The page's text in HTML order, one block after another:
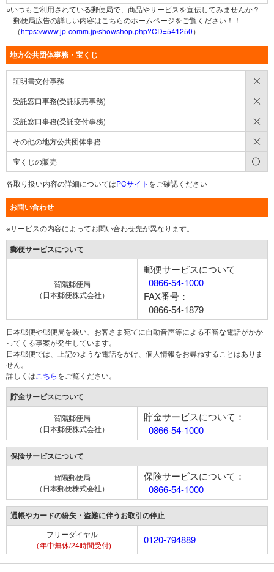
○いつもご利用されている郵便局で、商品やサービスを宣伝してみませんか？
郵便局広告の詳しい内容はこちらのホームページをご覧ください！！
（https://www.jp-comm.jp/showshop.php?CD=541250）
地方公共団体事務・宝くじ
証明書交付事務
受託窓口事務(受託販売事務)
受託窓口事務(受託交付事務)
その他の地方公共団体事務
宝くじの販売
各取り扱い内容の詳細についてはPCサイト をご確認ください
お問い合わせ
※サービスの内容によってお問い合わせ先が異なります。
郵便サービスについて
賀陽郵便局
（日本郵便株式会社）
郵便サービスについて
0866-54-1000
FAX番号：
0866-54-1879
日本郵便や郵便局を装い、お客さま宛てに自動音声等による不審な電話がかか
ってくる事案が発生しています。
日本郵便では、上記のような電話をかけ、個人情報をお尋ねすることはありま
せん。
詳しくは こちらをご覧ください。
貯金サービスについて
賀陽郵便局
（日本郵便株式会社）
貯金サービスについて：
0866-54-1000
保険サービスについて
賀陽郵便局
（日本郵便株式会社）
保険サービスについて：
0866-54-1000
通帳やカードの紛失・盗難に伴うお取引の停止
フリーダイヤル
（年中無休/24時間受付)
0120-794889